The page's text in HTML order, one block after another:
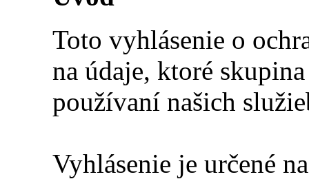
Toto vyhlásenie o
na údaje, ktoré
používaní našich
Vyhlásenie je určené